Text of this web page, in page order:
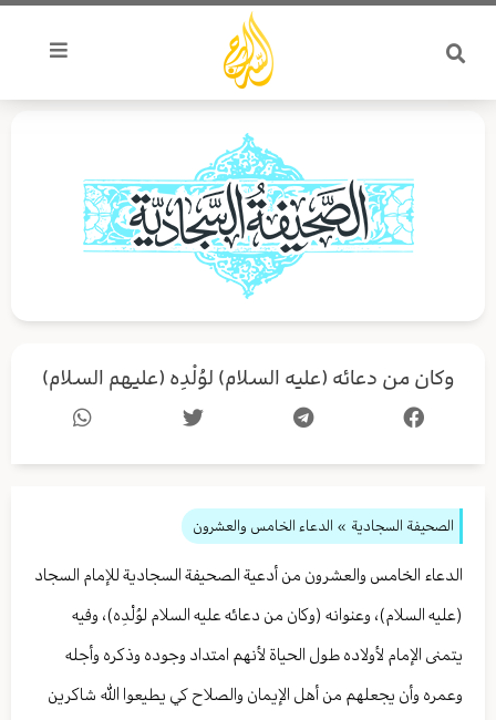
تخطي
المحتوى
وكان من دعائه (عليه السلام) لوُلْدِه (عليهم السلام)
الصحيفة السجادية » الدعاء الخامس والعشرون
الدعاء الخامس والعشرون من أدعية الصحيفة السجادية للإمام السجاد
(عليه السلام)، وعنوانه (وكان من دعائه عليه السلام لوُلْدِه)، وفيه
يتمنى الإمام لأولاده طول الحياة لأنهم امتداد وجوده وذكره وأجله
وعمره وأن يجعلهم من أهل الإيمان والصلاح كي يطيعوا الله شاكرين